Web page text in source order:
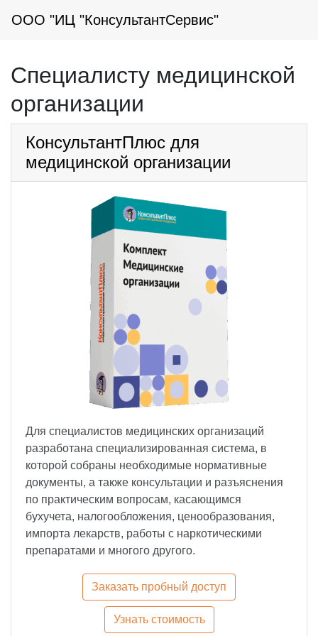
ООО "ИЦ "КонсультантСервис"
Специалисту медицинской
организации
КонсультантПлюс для
медицинской организации
Для специалистов медицинских организаций
разработана специализированная система, в
которой собраны необходимые нормативные
документы, а также консультации и разъяснения
по практическим вопросам, касающимся
бухучета, налогообложения, ценообразования,
импорта лекарств, работы с наркотическими
препаратами и многого другого.
Заказать пробный доступ
Узнать стоимость